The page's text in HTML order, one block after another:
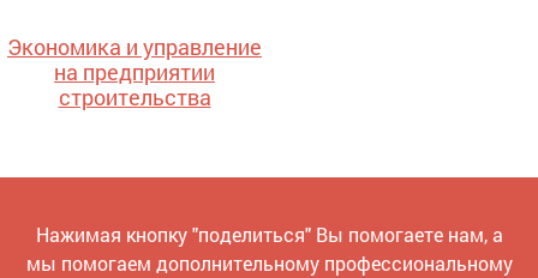
Экономика и управление
на предприятии
строительства
Нажимая кнопку "поделиться" Вы помогаете нам, а
мы помогаем дополнительному профессиональному